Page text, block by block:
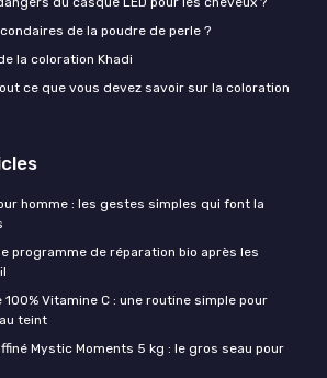
de la poudre de perle ?
la coloration Khadi
ce que vous devez savoir sur la coloration
homme : les gestes simples qui font la
programme de réparation bio après les
Vitamine C : une routine simple pour
teint
Mystic Moments 5 kg : le gros seau pour